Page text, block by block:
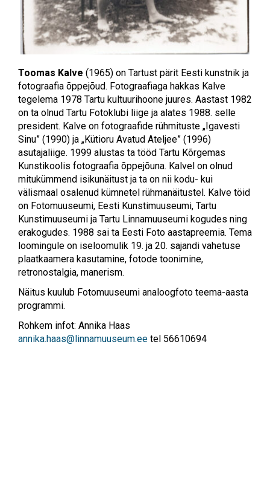
Toomas Kalve (1965) on Tartust pärit Eesti kunstnik ja
fotograafia õppejõud. Fotograafiaga hakkas Kalve
tegelema 1978 Tartu kultuurihoone juures. Aastast 1982
on ta olnud Tartu Fotoklubi liige ja alates 1988. selle
president. Kalve on fotograafide rühmituste „Igavesti
Sinu” (1990) ja „Kütioru Avatud Ateljee” (1996)
asutajaliige. 1999 alustas ta tööd Tartu Kõrgemas
Kunstikoolis fotograafia õppejõuna. Kalvel on olnud
mitukümmend isikunäitust ja ta on nii kodu- kui
välismaal osalenud kümnetel rühmanäitustel. Kalve töid
on Fotomuuseumi, Eesti Kunstimuuseumi, Tartu
Kunstimuuseumi ja Tartu Linnamuuseumi kogudes ning
erakogudes. 1988 sai ta Eesti Foto aastapreemia. Tema
loomingule on iseloomulik 19. ja 20. sajandi vahetuse
plaatkaamera kasutamine, fotode toonimine,
retronostalgia, manerism.
Näitus kuulub Fotomuuseumi analoogfoto teema-aasta
programmi.
Rohkem infot: Annika Haas
annika.haas@linnamuuseum.ee tel 56610694